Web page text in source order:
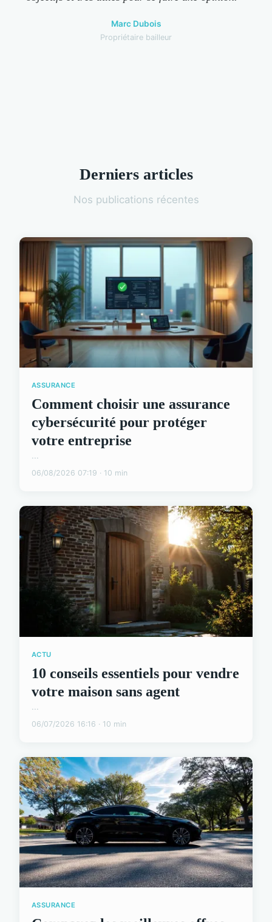
Marc Dubois
Propriétaire bailleur
Derniers articles
Nos publications récentes
ASSURANCE
Comment choisir une assurance
cybersécurité pour protéger
votre entreprise
...
06/08/2026 07:19 · 10 min
ACTU
10 conseils essentiels pour vendre
votre maison sans agent
...
06/07/2026 16:16 · 10 min
ASSURANCE